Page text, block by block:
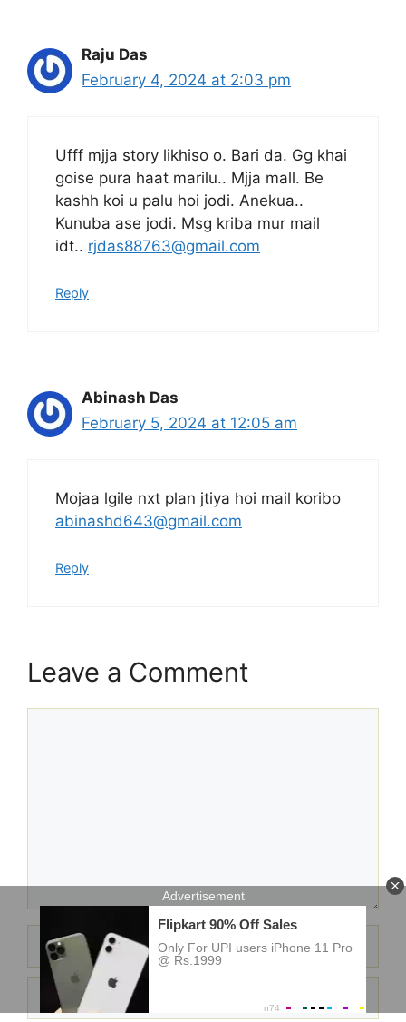
Raju Das
February 4, 2024 at 2:03 pm
Ufff mjja story likhiso o. Bari da. Gg khai
goise pura haat marilu.. Mjja mall. Be
kashh koi u palu hoi jodi. Anekua..
Kunuba ase jodi. Msg kriba mur mail
idt.. rjdas88763@gmail.com
Reply
Abinash Das
February 5, 2024 at 12:05 am
Mojaa lgile nxt plan jtiya hoi mail koribo
abinashd643@gmail.com
Reply
Leave a Comment
Name
Email